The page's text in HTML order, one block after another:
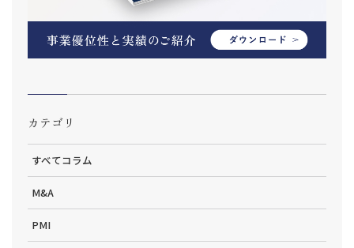
カテゴリ
すべてコラム
M&A
PMI